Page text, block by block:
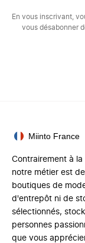
En vous inscrivant,
vous désabonner
Miinto France
Contrairement à
notre métier est
boutiques de
d'entrepôt ni de
sélectionnés,
personnes
que vous